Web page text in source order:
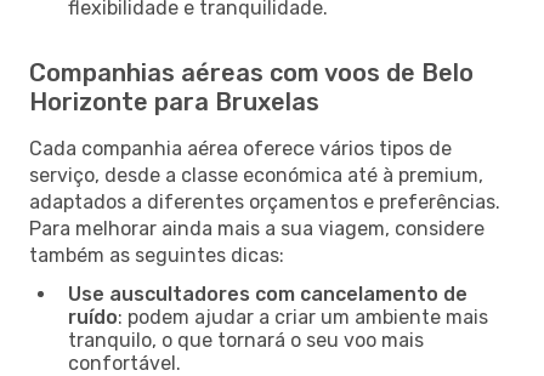
flexibilidade e tranquilidade.
Companhias aéreas com voos de Belo
Horizonte para Bruxelas
Cada companhia aérea oferece vários tipos de
serviço, desde a classe económica até à premium,
adaptados a diferentes orçamentos e preferências.
Para melhorar ainda mais a sua viagem, considere
também as seguintes dicas:
Use auscultadores com cancelamento de
ruído: podem ajudar a criar um ambiente mais
tranquilo, o que tornará o seu voo mais
confortável.